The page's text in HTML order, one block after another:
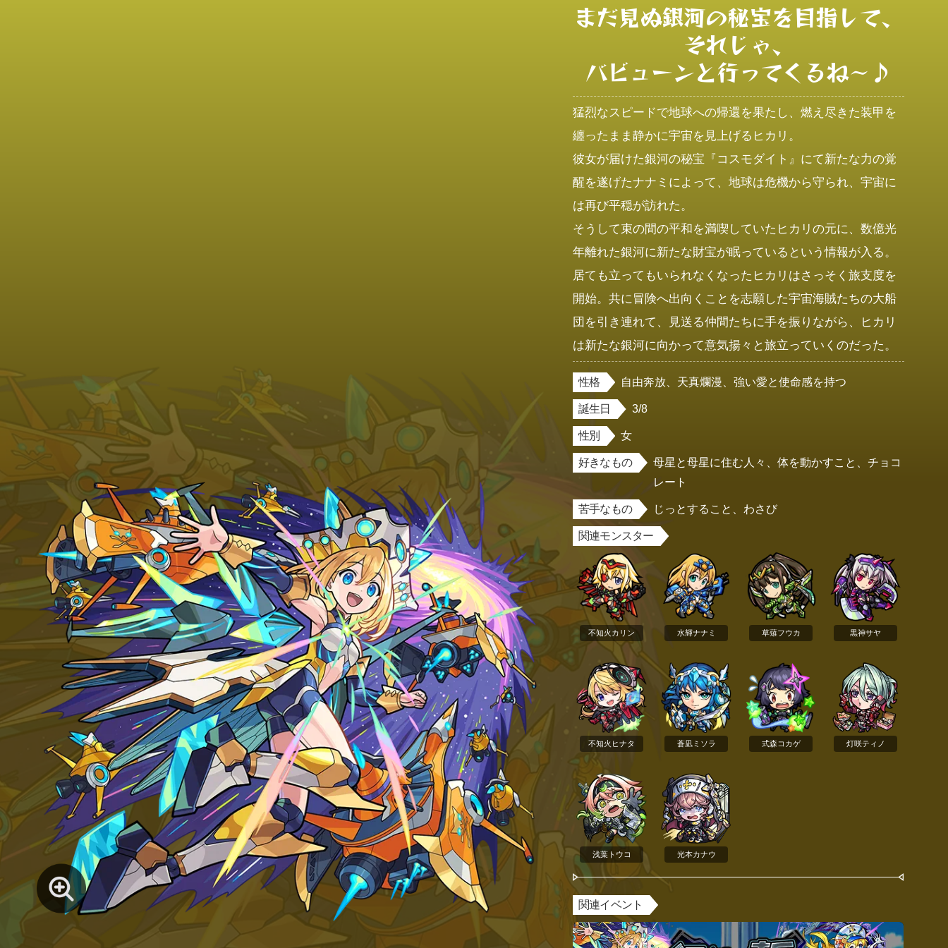
まだ見ぬ銀河の秘宝を目指して、
それじゃ、
バビューンと行ってくるね〜♪
猛烈なスピードで地球への帰還を果たし、燃え尽きた装甲を
纏ったまま静かに宇宙を見上げるヒカリ。
彼女が届けた銀河の秘宝『コスモダイト』にて新たな力の覚
醒を遂げたナナミによって、地球は危機から守られ、宇宙に
は再び平穏が訪れた。
そうして束の間の平和を満喫していたヒカリの元に、数億光
年離れた銀河に新たな財宝が眠っているという情報が入る。
居ても立ってもいられなくなったヒカリはさっそく旅支度を
開始。共に冒険へ出向くことを志願した宇宙海賊たちの大船
団を引き連れて、見送る仲間たちに手を振りながら、ヒカリ
は新たな銀河に向かって意気揚々と旅立っていくのだった。
性格 自由奔放、天真爛漫、強い愛と使命感を持つ
誕生日 3/8
性別 女
好きなもの
母星と母星に住む人々、体を動かすこと、チョコ
レート
苦手なもの じっとすること、わさび
関連モンスター
不知火カリン 水輝ナナミ 草薙フウカ 黒神サヤ
不知火ヒナタ 蒼凪ミソラ 式森コカゲ 灯咲ティノ
浅葉トウコ 光本カナウ
関連イベント